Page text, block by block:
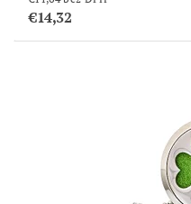
€14,32